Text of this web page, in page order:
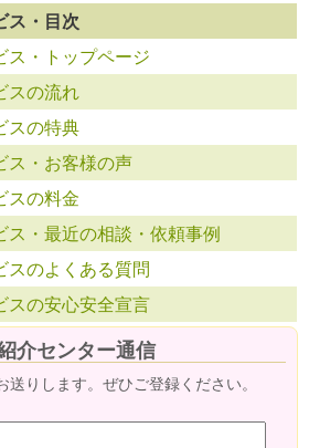
ス・目次
ス・トップページ
スの流れ
スの特典
ス・お客様の声
スの料金
ス・最近の相談・依頼事例
スのよくある質問
スの安心安全宣言
介センター通信
りします。ぜひご登録ください。